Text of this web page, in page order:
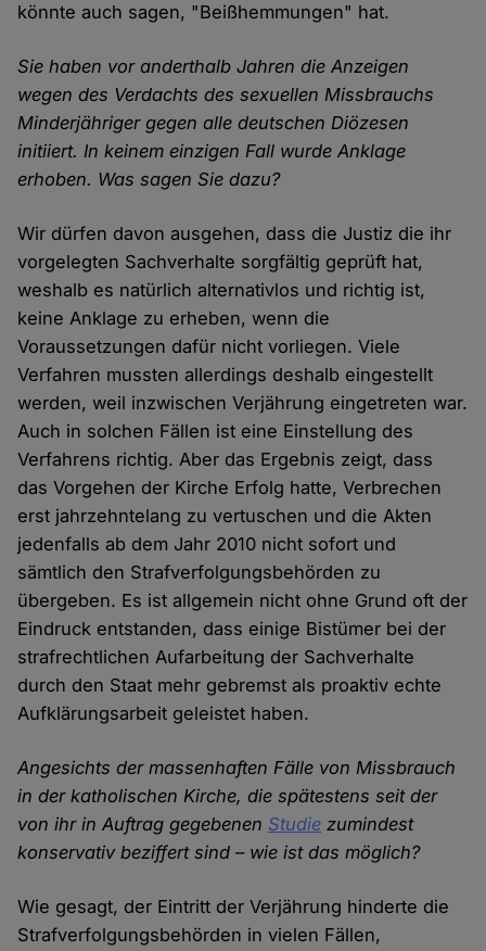
könnte auch sagen, "Beißhemmungen" hat.
Sie haben vor anderthalb Jahren die Anzeigen
wegen des Verdachts des sexuellen Missbrauchs
Minderjähriger gegen alle deutschen Diözesen
initiiert. In keinem einzigen Fall wurde Anklage
erhoben. Was sagen Sie dazu?
Wir dürfen davon ausgehen, dass die Justiz die ihr
vorgelegten Sachverhalte sorgfältig geprüft hat,
weshalb es natürlich alternativlos und richtig ist,
keine Anklage zu erheben, wenn die
Voraussetzungen dafür nicht vorliegen. Viele
Verfahren mussten allerdings deshalb eingestellt
werden, weil inzwischen Verjährung eingetreten war.
Auch in solchen Fällen ist eine Einstellung des
Verfahrens richtig. Aber das Ergebnis zeigt, dass
das Vorgehen der Kirche Erfolg hatte, Verbrechen
erst jahrzehntelang zu vertuschen und die Akten
jedenfalls ab dem Jahr 2010 nicht sofort und
sämtlich den Strafverfolgungsbehörden zu
übergeben. Es ist allgemein nicht ohne Grund oft der
Eindruck entstanden, dass einige Bistümer bei der
strafrechtlichen Aufarbeitung der Sachverhalte
durch den Staat mehr gebremst als proaktiv echte
Aufklärungsarbeit geleistet haben.
Angesichts der massenhaften Fälle von Missbrauch
in der katholischen Kirche, die spätestens seit der
von ihr in Auftrag gegebenen Studie zumindest
konservativ beziffert sind – wie ist das möglich?
Wie gesagt, der Eintritt der Verjährung hinderte die
Strafverfolgungsbehörden in vielen Fällen,